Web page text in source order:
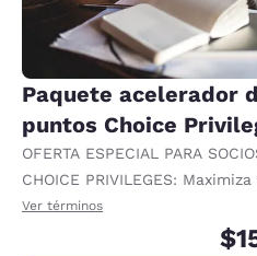
Paquete acelerador
puntos Choice
OFERTA ESPECIAL PARA
CHOICE PRIVILEGES:
recompensas al recibir 1000
Ver términos